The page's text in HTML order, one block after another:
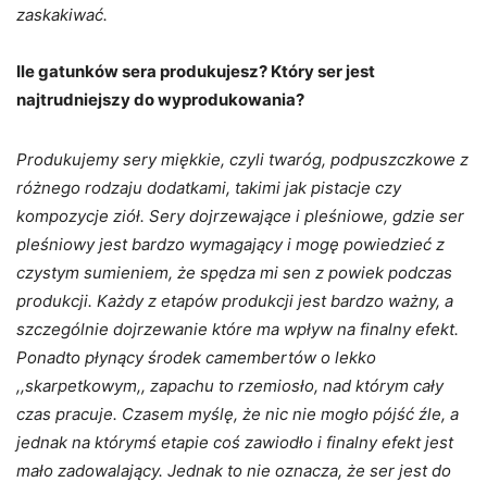
zaskakiwać.
Ile gatunków sera produkujesz? Który ser jest
najtrudniejszy do wyprodukowania?
Produkujemy sery miękkie, czyli twaróg, podpuszczkowe z
różnego rodzaju dodatkami, takimi jak pistacje czy
kompozycje ziół. Sery dojrzewające i pleśniowe, gdzie ser
pleśniowy jest bardzo wymagający i mogę powiedzieć z
czystym sumieniem, że spędza mi sen z powiek podczas
produkcji. Każdy z etapów produkcji jest bardzo ważny, a
szczególnie dojrzewanie które ma wpływ na finalny efekt.
Ponadto płynący środek camembertów o lekko
,,skarpetkowym,, zapachu to rzemiosło, nad którym cały
czas pracuje. Czasem myślę, że nic nie mogło pójść źle, a
jednak na którymś etapie coś zawiodło i finalny efekt jest
mało zadowalający. Jednak to nie oznacza, że ser jest do